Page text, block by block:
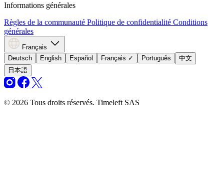
Informations générales
Règles de la communauté Politique de confidentialité Conditions
générales
Français
Deutsch
English Español Français ✓ Português
中文
日本語
© 2026 Tous droits réservés. Timeleft SAS